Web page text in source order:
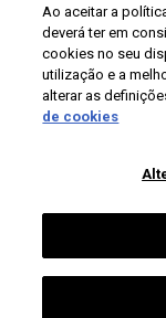
Ao aceitar a
deverá ter em
cookies no seu
utilização e a
alterar as
de cookies